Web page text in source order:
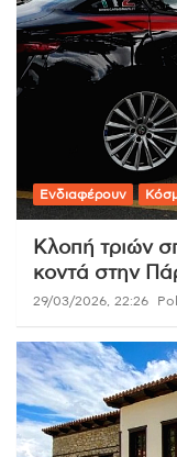
Ενδιαφέρουν
Κλοπή τριών
κοντά στην
29/03/2026, 22:26